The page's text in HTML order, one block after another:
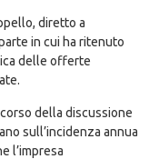
diretto a
in cui ha ritenuto
delle offerte
della discussione
sull’incidenza annua
l’impresa